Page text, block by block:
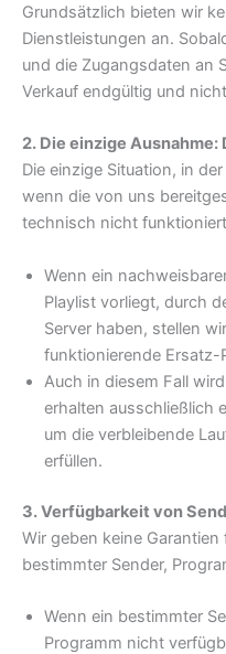
Grundsätzlich bieten wir
Dienstleistungen an.
und die Zugangsdaten an
Verkauf endgültig und
2. Die einzige
Die einzige Situation, in
wenn die von uns
technisch nicht
Wenn ein
Playlist vorliegt, durch
Server haben, stellen
funktionierende Ersatz-
Auch in diesem Fall
erhalten ausschließlich
um die verbleibende
erfüllen.
3. Verfügbarkeit von
Wir geben keine
bestimmter Sender,
Wenn ein bestimmter
Programm nicht